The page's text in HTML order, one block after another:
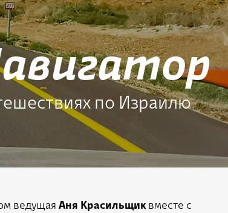
по Израилю
ведущая Аня Красильщиквместе с
адрес